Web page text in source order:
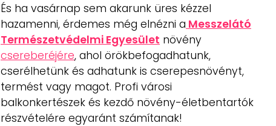
És ha vasárnap sem akarunk üres kézzel
hazamenni, érdemes még elnézni a Messzelátó
Természetvédelmi Egyesület növény
csereberéjére, ahol örökbefogadhatunk,
cserélhetünk és adhatunk is cserepesnövényt,
termést vagy magot. Profi városi
balkonkertészek és kezdő növény-életbentartók
részvételére egyaránt számítanak!